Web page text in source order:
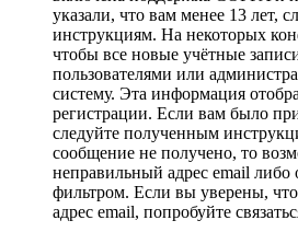
указали, что вам менее 13 лет,
инструкциям. На некоторых
чтобы все новые учётные
пользователями или
систему. Эта информация
регистрации. Если вам было
следуйте полученным
сообщение не получено, то
неправильный адрес email либо
фильтром. Если вы уверены,
адрес email, попробуйте